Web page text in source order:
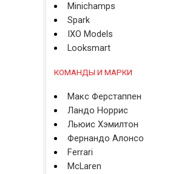
Minichamps
Spark
IXO Models
Looksmart
КОМАНДЫ И МАРКИ
Макс Ферстаппен
Ландо Норрис
Льюис Хэмилтон
Фернандо Алонсо
Ferrari
McLaren